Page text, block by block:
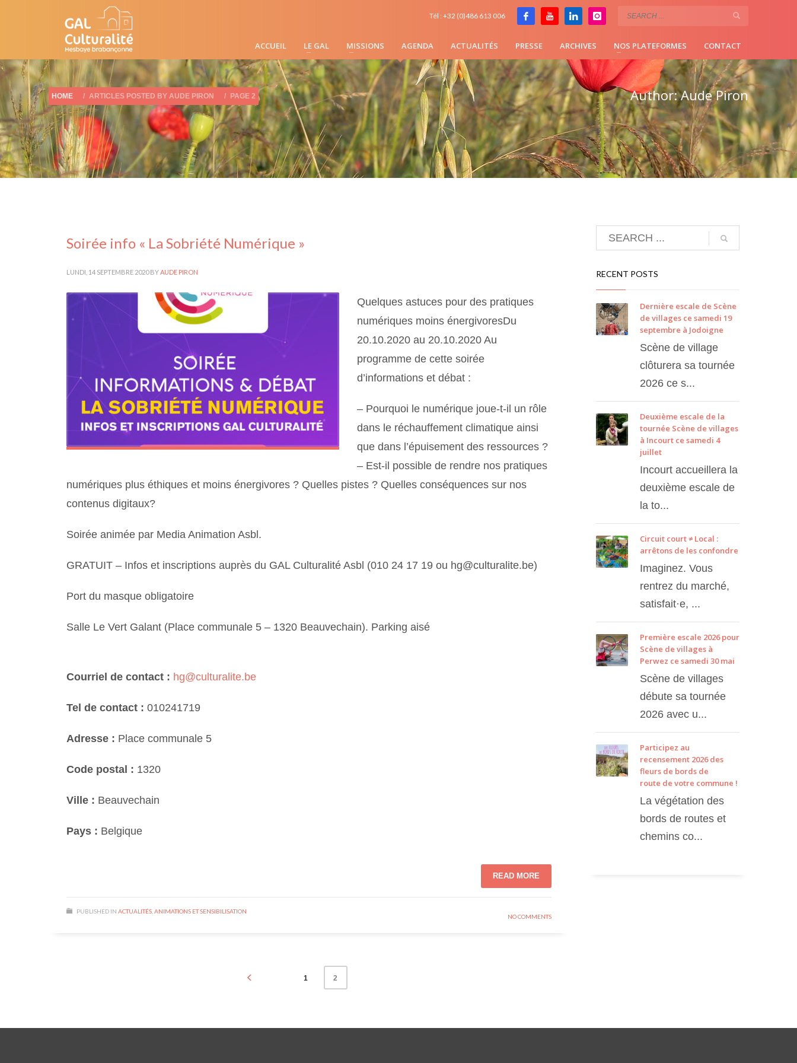
Tél : +32 (0)486 613 006
ACCUEIL LE GAL MISSIONS AGENDA ACTUALITÉS PRESSE ARCHIVES NOS PLATEFORMES CONTACT
HOME ARTICLES POSTED BY AUDE PIRON PAGE 2 Author:Aude Piron
Soirée info « La Sobriété Numérique »
LUNDI, 14 SEPTEMBRE 2020 BYAUDE PIRON
Quelques astuces pour des pratiques
numériques moins énergivoresDu
20.10.2020 au 20.10.2020 Au
programme de cette soirée
d’informations et débat :
– Pourquoi le numérique joue-t-il un rôle
dans le réchauffement climatique ainsi
que dans l’épuisement des ressources ?
– Est-il possible de rendre nos pratiques
numériques plus éthiques et moins énergivores ? Quelles pistes ? Quelles conséquences sur nos
contenus digitaux?
Soirée animée par Media Animation Asbl.
GRATUIT – Infos et inscriptions auprès du GAL Culturalité Asbl (010 24 17 19 ou hg@culturalite.be)
Port du masque obligatoire
Salle Le Vert Galant (Place communale 5 – 1320 Beauvechain). Parking aisé
Courriel de contact : hg@culturalite.be
Tel de contact : 010241719
Adresse : Place communale 5
Code postal : 1320
Ville : Beauvechain
Pays : Belgique
READ MORE
PUBLISHED IN ACTUALITÉS ANIMATIONS ET SENSIBILISATION
NO COMMENTS
1 2
RECENT POSTS
Dernière escale de Scène
de villages ce samedi 19
septembre à Jodoigne
Scène de village
clôturera sa tournée
2026 ce s...
Deuxième escale de la
tournée Scène de villages
à Incourt ce samedi 4
juillet
Incourt accueillera la
deuxième escale de
la to...
Circuit court ≠ Local :
arrêtons de les confondre
Imaginez. Vous
rentrez du marché,
satisfait·e, ...
Première escale 2026 pour
Scène de villages à
Perwez ce samedi 30 mai
Scène de villages
débute sa tournée
2026 avec u...
Participez au
recensement 2026 des
fleurs de bords de
route de votre commune !
La végétation des
bords de routes et
chemins co...